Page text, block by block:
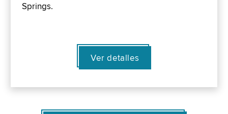
Springs.
Ver detalles